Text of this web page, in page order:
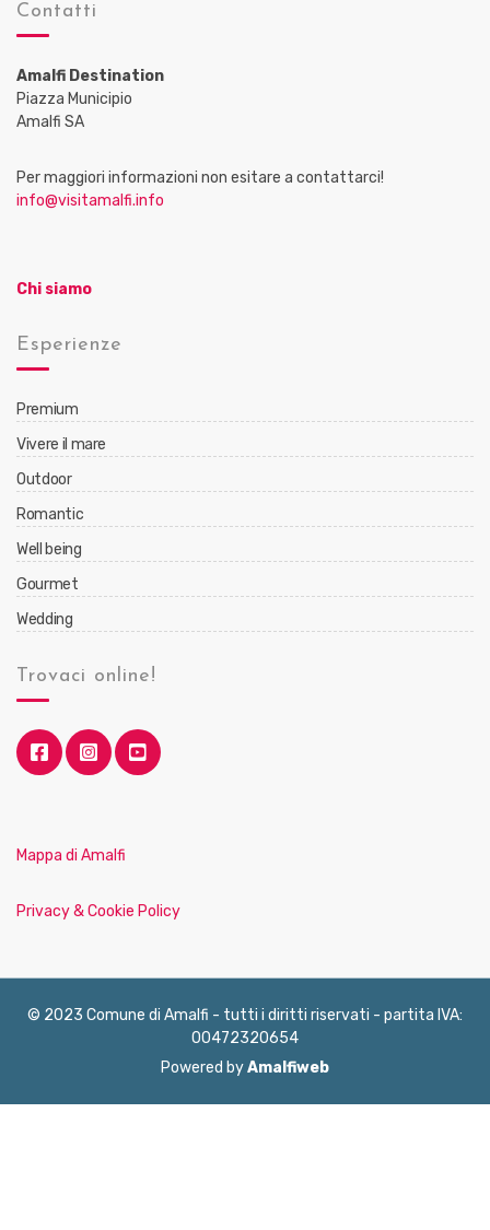
Contatti
Amalfi Destination
Piazza Municipio
Amalfi SA
Per maggiori informazioni non esitare a contattarci!
info@visitamalfi.info
Chi siamo
Esperienze
Premium
Vivere il mare
Outdoor
Romantic
Well being
Gourmet
Wedding
Trovaci online!
Mappa di Amalfi
Privacy & Cookie Policy
© 2023 Comune di Amalfi - tutti i diritti riservati - partita IVA:
00472320654
Powered byAmalfiweb